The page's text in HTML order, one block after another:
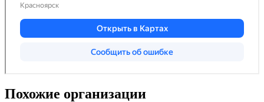
Похожие организации